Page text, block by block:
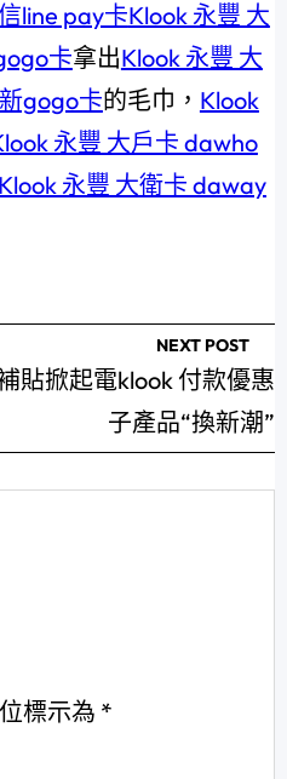
line pay卡Klook 永豐 大
卡拿出Klook 永豐 大
gogo卡的毛巾， Klook
永豐 大戶卡 dawho
Klook 永豐 大衛卡 daway
NEXT POST
貼掀起電klook 付款優惠
子產品“換新潮”
標示為 *